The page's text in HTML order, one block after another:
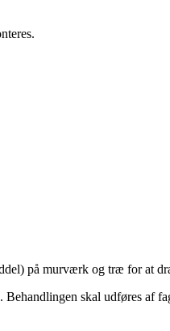
på murværk og træ for at
skal udføres af